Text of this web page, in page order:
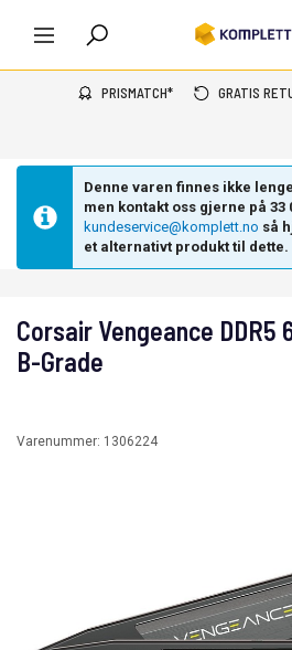
PRISMATCH* GRATIS
Denne varen finnes ikke
men kontakt oss gjerne på 33
kundeservice@komplett.no så
et alternativt produkt til dette.
Corsair Vengeance DDR5
B-Grade
Varenummer: 1306224